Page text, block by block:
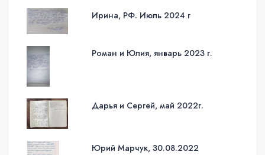
Ирина, РФ. Июль 2024 г
Роман и Юлия, январь 2023 г.
Дарья и Сергей, май 2022г.
Юрий Марчук, 30.08.2022